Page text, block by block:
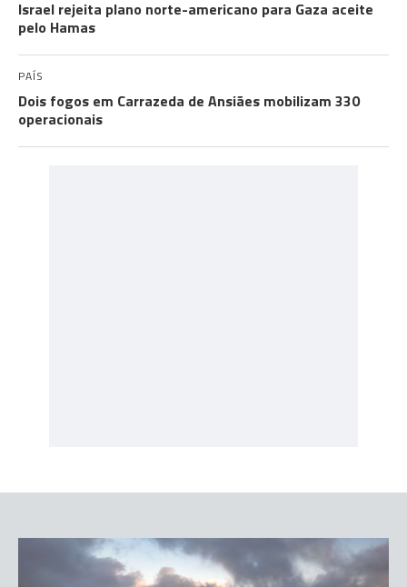
Israel rejeita plano norte-americano para Gaza aceite
pelo Hamas
PAÍS
Dois fogos em Carrazeda de Ansiães mobilizam 330
operacionais